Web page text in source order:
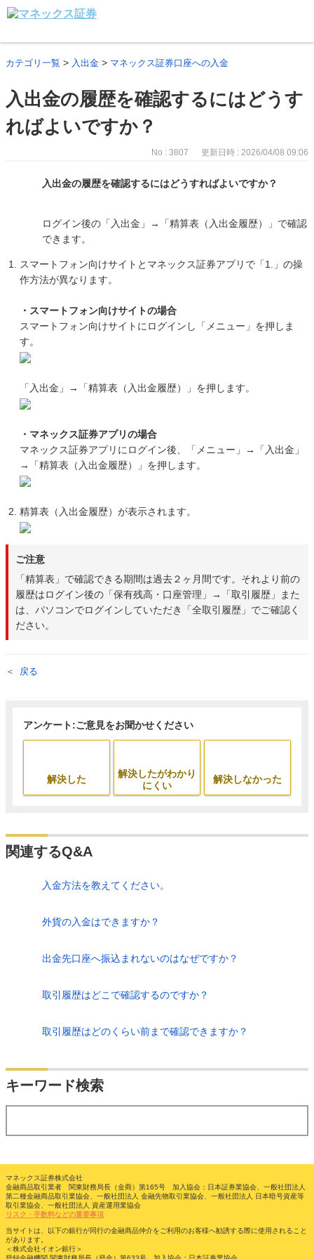
カテゴリ一覧 > 入出金 > マネックス証券口座への入金
入出金の履歴を確認するにはどうす
ればよいですか？
No : 3807 更新日時 : 2026/04/08 09:06
入出金の履歴を確認するにはどうすればよいですか？
ログイン後の「入出金」→「精算表（入出金履歴）」で確認
できます。
スマートフォン向けサイトとマネックス証券アプリで「1.」の操
作方法が異なります。
・スマートフォン向けサイトの場合
スマートフォン向けサイトにログインし「メニュー」を押しま
す。
「入出金」→「精算表（入出金履歴）」を押します。
・マネックス証券アプリの場合
マネックス証券アプリにログイン後、「メニュー」→「入出金」
→「精算表（入出金履歴）」を押します。
精算表（入出金履歴）が表示されます。
ご注意
「精算表」で確認できる期間は過去２ヶ月間です。それより前の
履歴はログイン後の「保有残高・口座管理」→「取引履歴」また
は、パソコンでログインしていただき「全取引履歴」でご確認く
ださい。
戻る
アンケート:ご意見をお聞かせください
解決した
解決したがわかり
にくい
解決しなかった
関連するQ&A
入金方法を教えてください。
外貨の入金はできますか？
出金先口座へ振込まれないのはなぜですか？
取引履歴はどこで確認するのですか？
取引履歴はどのくらい前まで確認できますか？
キーワード検索
マネックス証券株式会社
金融商品取引業者 関東財務局長（金商）第165号 加入協会：日本証券業協会、一般社団法人
第二種金融商品取引業協会、一般社団法人 金融先物取引業協会、一般社団法人 日本暗号資産等
取引業協会、一般社団法人 資産運用業協会
リスク・手数料などの重要事項
当サイトは、以下の銀行が同行の金融商品仲介をご利用のお客様へ勧誘する際に使用されること
があります。
＜株式会社イオン銀行＞